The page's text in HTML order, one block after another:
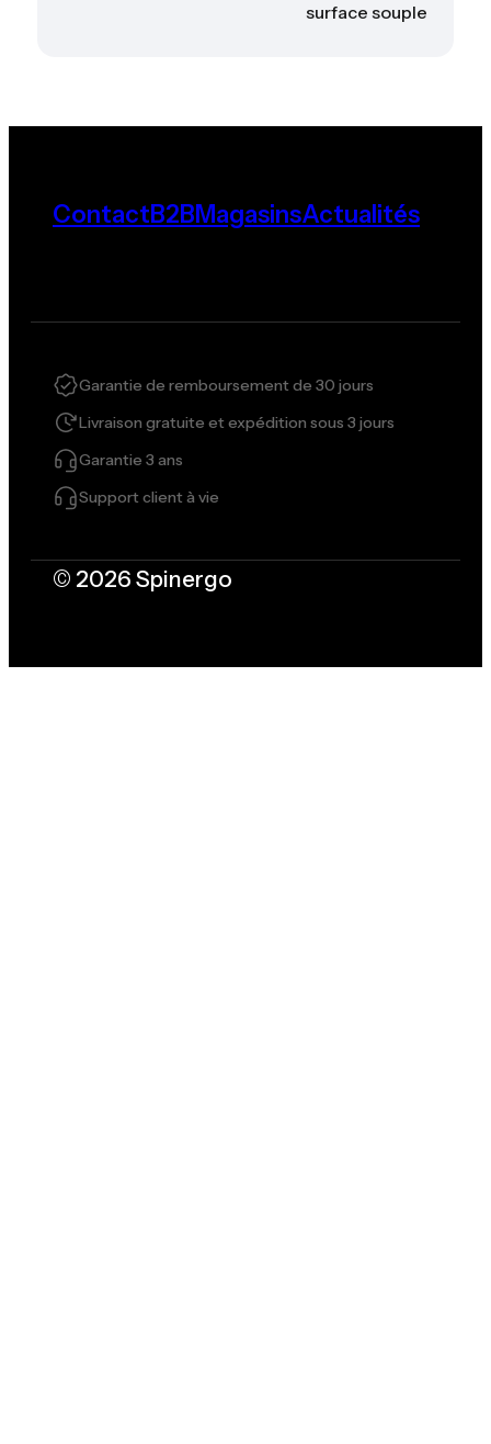
surface souple
ContactB2BMagasinsActualités
Garantie de remboursement de 30 jours
Livraison gratuite et expédition sous 3 jours
Garantie 3 ans
Support client à vie
© 2026 Spinergo